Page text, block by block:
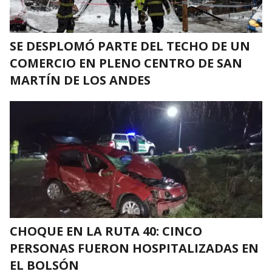
SE DESPLOMÓ PARTE DEL TECHO DE UN
COMERCIO EN PLENO CENTRO DE SAN
MARTÍN DE LOS ANDES
CHOQUE EN LA RUTA 40: CINCO
PERSONAS FUERON HOSPITALIZADAS EN
EL BOLSÓN